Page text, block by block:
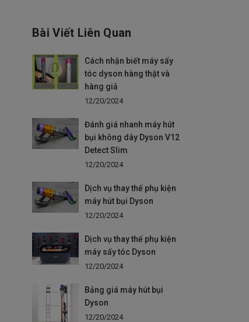
Bài Viết Liên Quan
Cách nhận biết máy sấy
tóc dyson hàng thật và
hàng giả
12/20/2024
Đánh giá nhanh máy hút
bụi không dây Dyson V12
Detect Slim
12/20/2024
Dịch vụ thay thế phụ kiện
máy hút bụi Dyson
12/20/2024
Dịch vụ thay thế phụ kiện
máy sấy tóc Dyson
12/20/2024
Bảng giá máy hút bụi
Dyson
12/20/2024